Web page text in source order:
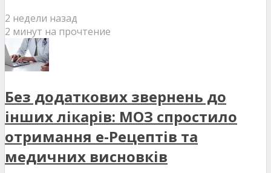
2 недели назад
2 минут на прочтение
Без додаткових звернень до
інших лікарів: МОЗ спростило
отримання е-Рецептів та
медичних висновків